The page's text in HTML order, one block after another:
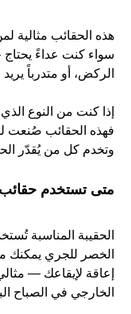
هذه الحقائب مثالية
سواء كنت عداءً يحتاج
الركض، أو متدرباً
إذا كنت من النوع الذي
فهذه الحقائب صُنعت
وتخدم كل من يُقدّر
متى تستخدم حقائب Myprotein
الحقيبة المناسبة
الخصر للجري يمكنك
إعاقة لإيقاعك —
الخارجي في الصباح